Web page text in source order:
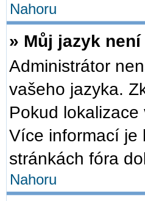
Nahoru
» Můj jazyk
Administrátor
vašeho jazyka.
Pokud
Více informací je
stránkách fóra
Nahoru